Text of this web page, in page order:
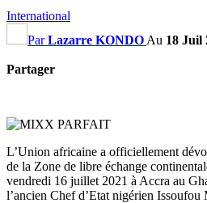
International
ParLazarre KONDO Au 18 Juil
Partager
L’Union africaine a officiellement
de la Zone de libre échange
vendredi 16 juillet 2021 à Accra au
l’ancien Chef d’Etat nigérien Issoufou